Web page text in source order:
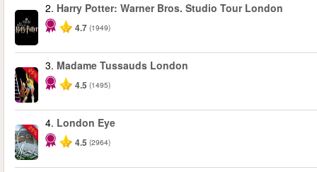
2. Harry Potter: Warner Bros. Studio Tour London
4.7 (1949)
-25%
3. Madame Tussauds London
4.5 (1495)
-25%
4. London Eye
4.5 (2964)